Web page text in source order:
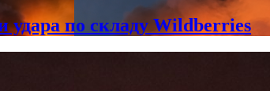
удара по складу Wildberries